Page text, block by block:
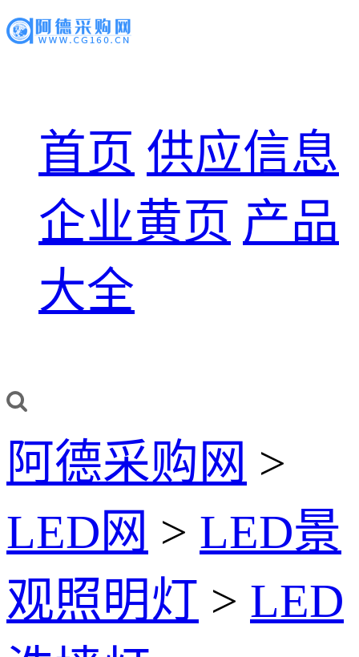
首页 供应信息
企业黄页 产品
大全
阿德采购网 >
LED网 > LED景
观照明灯 > LED